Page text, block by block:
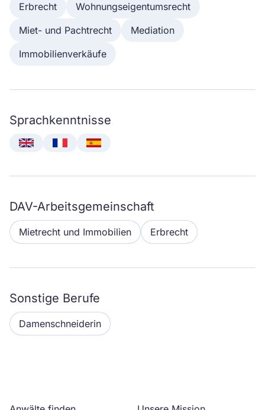
Erbrecht
Wohnungseigentumsrecht
Miet- und Pachtrecht
Mediation
Immobilienverkäufe
Sprachkenntnisse
English FrançaisEspañol
DAV-Arbeitsgemeinschaft
Mietrecht und Immobilien Erbrecht
Sonstige Berufe
Damenschneiderin